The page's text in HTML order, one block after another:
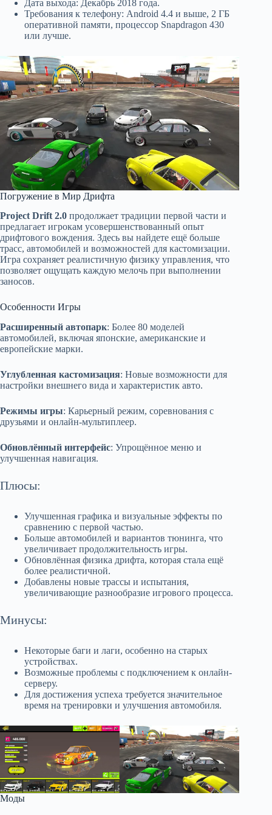
Дата выхода: Декабрь 2018 года.
Требования к телефону: Android 4.4 и выше, 2 ГБ
оперативной памяти, процессор Snapdragon 430
или лучше.
Погружение в Мир Дрифта
Project Drift 2.0 продолжает традиции первой части и
предлагает игрокам усовершенствованный опыт
дрифтового вождения. Здесь вы найдете ещё больше
трасс, автомобилей и возможностей для кастомизации.
Игра сохраняет реалистичную физику управления, что
позволяет ощущать каждую мелочь при выполнении
заносов.
Особенности Игры
Расширенный автопарк: Более 80 моделей
автомобилей, включая японские, американские и
европейские марки.
Углубленная кастомизация: Новые возможности для
настройки внешнего вида и характеристик авто.
Режимы игры: Карьерный режим, соревнования с
друзьями и онлайн-мультиплеер.
Обновлённый интерфейс: Упрощённое меню и
улучшенная навигация.
Плюсы:
Улучшенная графика и визуальные эффекты по
сравнению с первой частью.
Больше автомобилей и вариантов тюнинга, что
увеличивает продолжительность игры.
Обновлённая физика дрифта, которая стала ещё
более реалистичной.
Добавлены новые трассы и испытания,
увеличивающие разнообразие игрового процесса.
Минусы:
Некоторые баги и лаги, особенно на старых
устройствах.
Возможные проблемы с подключением к онлайн-
серверу.
Для достижения успеха требуется значительное
время на тренировки и улучшения автомобиля.
Моды